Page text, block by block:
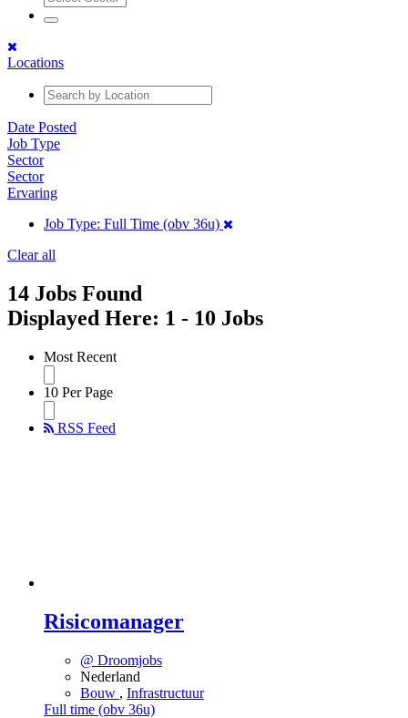
Locations
Date Posted
Job Type
Sector
Sector
Ervaring
Job Type: Full Time (obv 36u)
Clear all
14 Jobs Found
Displayed Here: 1 - 10 Jobs
Most Recent
10 Per Page
RSS Feed
Risicomanager
@ Droomjobs
Nederland
Bouw , Infrastructuur
Full time (obv 36u)